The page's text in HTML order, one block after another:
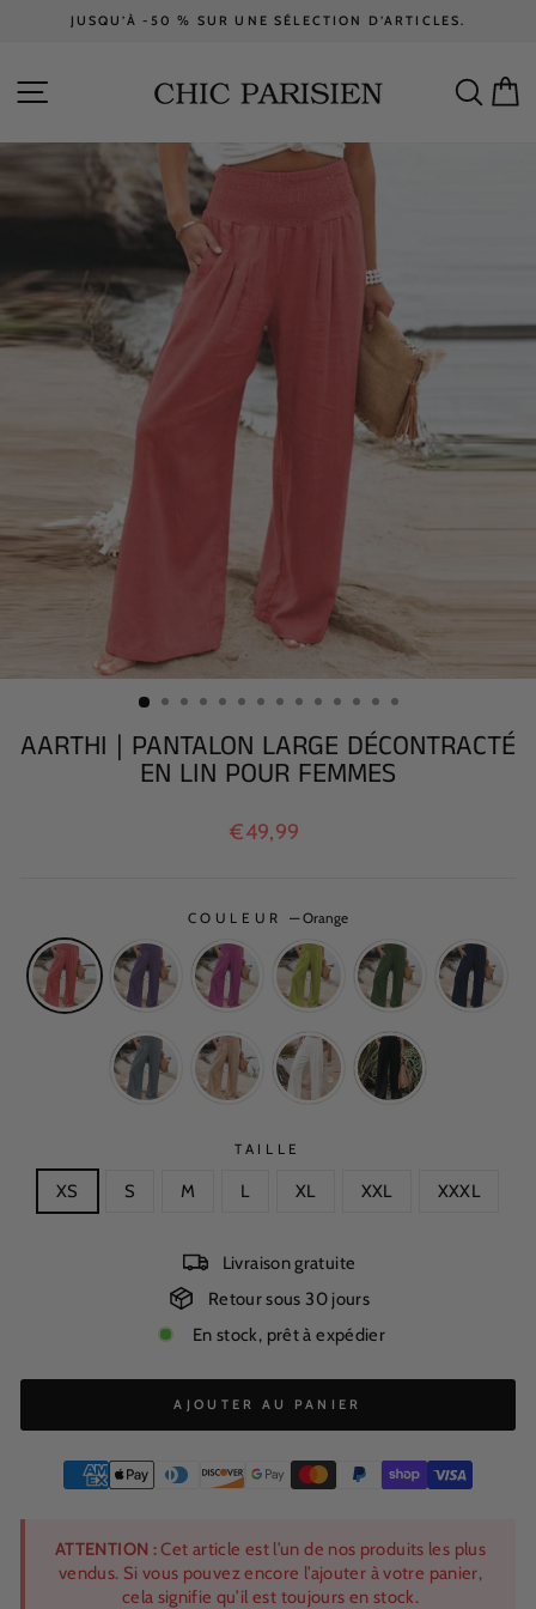
JUSQU’À -50 % SUR UNE SÉLECTION D’ARTICLES.
AARTHI | PANTALON LARGE DÉCONTRACTÉ
EN LIN POUR FEMMES
Prix
€49,99
COULEUR—Orange
TAILLE
XS S M L XL XXL XXXL
Livraison gratuite
Retour sous 30 jours
En stock, prêt à expédier
AJOUTER AU PANIER
ATTENTION :Cet article est l’un de nos produits les plus
vendus. Si vous pouvez encore l’ajouter à votre panier,
cela signifie qu’il est toujours en stock.